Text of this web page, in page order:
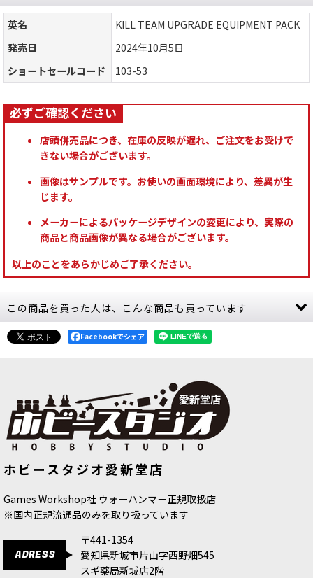
英名
KILL TEAM UPGRADE EQUIPMENT PACK
発売日
2024年10月5日
ショートセールコード
103-53
店頭併売品につき、在庫の反映が遅れ、ご注文をお受けで
きない場合がございます。
画像はサンプルです。お使いの画面環境により、差異が生
じます。
メーカーによるパッケージデザインの変更により、実際の
商品と商品画像が異なる場合がございます。
以上のことをあらかじめご了承ください。
この商品を買った人は、こんな商品も買っています
ーグリーン [70756]
15
Facebookでシェア
ホビースタジオ愛新堂店
Games Workshop社 ウォーハンマー正規取扱店
※国内正規流通品のみを取り扱っています
ADRESS
〒441-1354
愛知県新城市片山字西野畑545
スギ薬局新城店2階